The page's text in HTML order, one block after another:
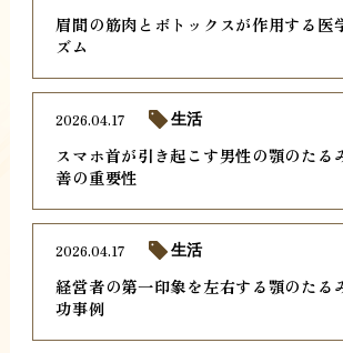
眉間の筋肉とボトックスが作用する医
ズム
スマホ首が引き起こす男性の顎のたる
善の重要性
2026.04.17 生活
経営者の第一印象を左右する顎のたる
功事例
2026.04.17 生活